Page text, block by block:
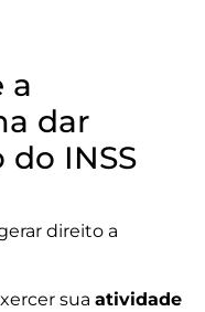
a
dar
INSS
direito a
sua atividade